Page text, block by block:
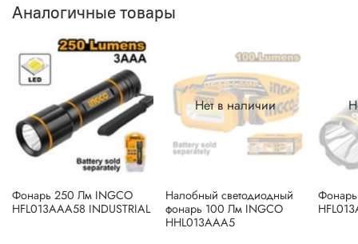
Аналогичные товары
Фонарь 250 Лм INGCO
HFL013AAA58 INDUSTRIAL
Нет в наличии
Налобный светодиодный
фонарь 100 Лм INGCO
HHL013AAA5